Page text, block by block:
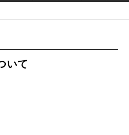
いて